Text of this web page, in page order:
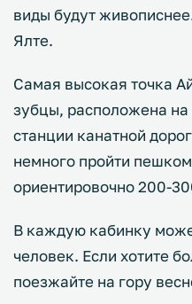
виды будут
Ялте.
Самая высокая точка
зубцы, расположена на
станции канатной
немного пройти
ориентировочно 200-
В каждую кабинку
человек. Если хотите
поезжайте на гору